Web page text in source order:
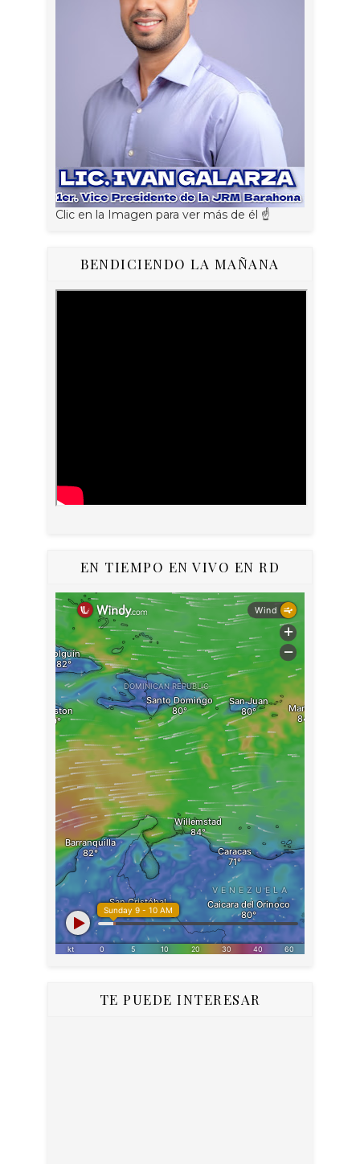
Clic en la Imagen para ver más de él ☝
BENDICIENDO LA MAÑANA
EN TIEMPO EN VIVO EN RD
TE PUEDE INTERESAR